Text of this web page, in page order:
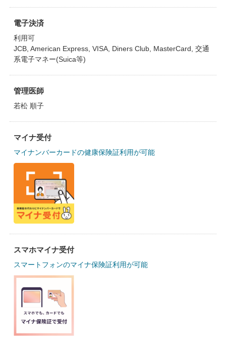
電子決済
利用可
JCB, American Express, VISA, Diners Club, MasterCard, 交通
系電子マネー(Suica等)
管理医師
若松 順子
マイナ受付
マイナンバーカードの健康保険証利用が可能
スマホマイナ受付
スマートフォンのマイナ保険証利用が可能